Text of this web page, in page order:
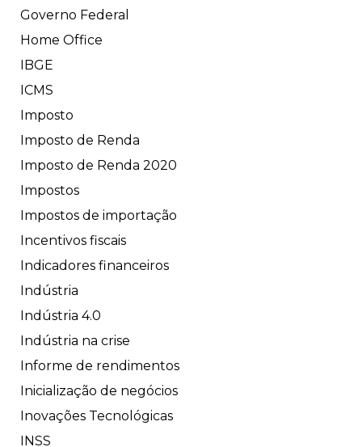
Governo Federal
Home Office
IBGE
ICMS
Imposto
Imposto de Renda
Imposto de Renda 2020
Impostos
Impostos de importação
Incentivos fiscais
Indicadores financeiros
Indústria
Indústria 4.0
Indústria na crise
Informe de rendimentos
Inicialização de negócios
Inovações Tecnológicas
INSS